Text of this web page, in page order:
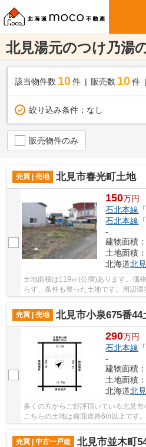
北見湯元のつけ乃湯
該当物件数 10件 販売数 10 件
絞り込み条件： なし
販売物件のみ
売買 | 売地 北見市春光町土地
150万円
石北本線
石北本線
-
建物面積
土地面積
北海道北
土地面積は119㎡(公簿)あります。価
らず、条件も整った土地です。周辺
売買 | 売地
北見市小泉675番44
290万円
石北本線
-
建物面積
土地面積
北海道北
多くの方からご好評頂いている北見市
こちらの土地は前面道路6m以上です
売買 | 中古一戸建
北見市並木町